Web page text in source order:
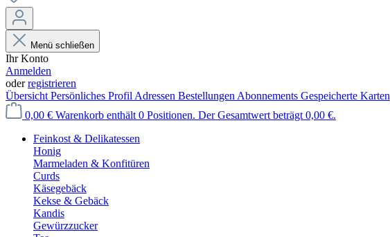
Menü schließen
Ihr Konto
Anmelden
oderregistrieren
Übersicht Persönliches Profil Adressen Bestellungen Abonnements Gespeicherte Karten
0,00 € Warenkorb enthält 0 Positionen. Der Gesamtwert beträgt 0,00 €.
Feinkost & Delikatessen
Honig
Marmeladen & Konfitüren
Curds
Käsegebäck
Kekse & Gebäck
Kandis
Gewürzzucker